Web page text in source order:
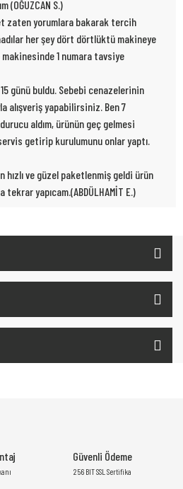
(OĞUZCAN S.)
zaten yorumlara bakarak tercih
her şey dört dörtlüktü makineye
1 numara tavsiye
günü buldu. Sebebi cenazelerinin
alışveriş yapabilirsiniz. Ben 7
aldım, ürünün geç gelmesi
getirip kurulumunu onlar yaptı.
ve güzel paketlenmiş geldi ürün
yapıcam.(ABDÜLHAMİT E.)
Güvenli Ödeme
256 BIT SSL Sertifika